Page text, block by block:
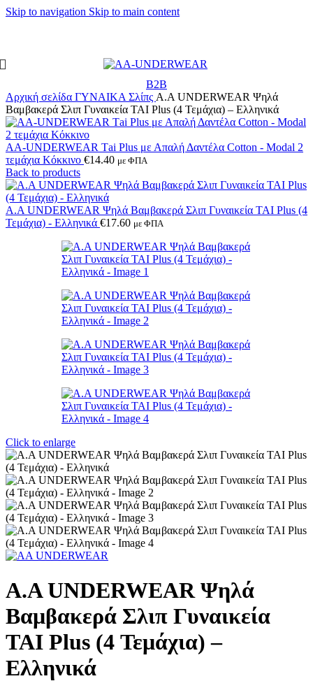
Skip to navigation Skip to main content
B2B
Αρχική σελίδα ΓΥΝΑΙΚΑΣλίπς A.A UNDERWEAR Ψηλά
Βαμβακερά Σλιπ Γυναικεία TAI Plus (4 Τεμάχια) – Ελληνικά
AA-UNDERWEAR Τai Plus με Απαλή Δαντέλα Cotton - Modal 2
τεμάχια Κόκκινο €14.40 με ΦΠΑ
Back to products
A.A UNDERWEAR Ψηλά Βαμβακερά Σλιπ Γυναικεία TAI Plus (4
Τεμάχια) - Ελληνικά €17.60 με ΦΠΑ
Click to enlarge
A.A UNDERWEAR Ψηλά
Βαμβακερά Σλιπ Γυναικεία
TAI Plus (4 Τεμάχια) –
Ελληνικά